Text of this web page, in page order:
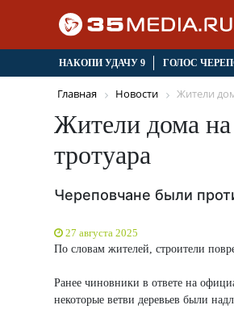
НАКОПИ УДАЧУ 9 ГОЛОС
Главная Новости Жители
Жители дома на
тротуара
Череповчане были
27 августа 2025
По словам жителей, строители
Ранее чиновники в ответе на
некоторые ветви деревьев были